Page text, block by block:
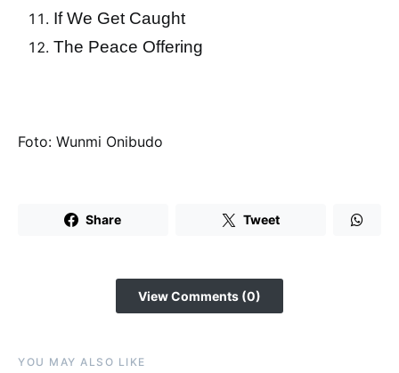
If We Get Caught
The Peace Offering
Foto: Wunmi Onibudo
Share Tweet
View Comments (0)
YOU MAY ALSO LIKE